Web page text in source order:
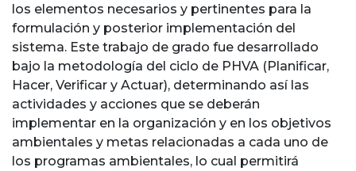
los elementos necesarios y pertinentes para la
formulación y posterior implementación del
sistema. Este trabajo de grado fue desarrollado
bajo la metodología del ciclo de PHVA (Planificar,
Hacer, Verificar y Actuar), determinando así las
actividades y acciones que se deberán
implementar en la organización y en los objetivos
ambientales y metas relacionadas a cada uno de
los programas ambientales, lo cual permitirá